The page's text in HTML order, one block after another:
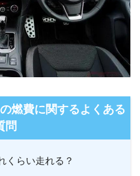
燃費に関するよくある
問
くらい走れる？